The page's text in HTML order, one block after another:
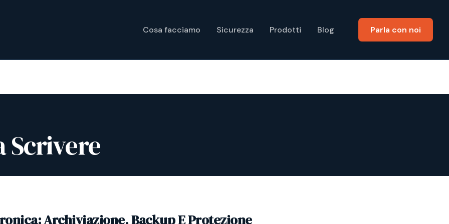
Cosa facciamo Sicurezza Prodotti Blog Parla con noi
Scrivere
Archiviazione, Backup E Protezione